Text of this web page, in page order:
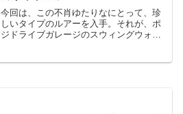
今回は、この不肖ゆたりなにとって、珍
しいタイプのルアーを入手。それが、ポ
ジドライブガレージのスウィングウォブ